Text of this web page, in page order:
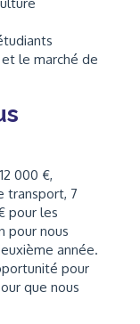
le marché de
000 €,
transport, 7
pour les
pour nous
année.
pour
que nous